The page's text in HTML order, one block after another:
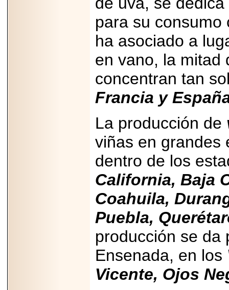
para su consumo
ha asociado a
en vano, la mitad
concentran tan
Francia y
La producción de
viñas en grandes
dentro de los
California, Baja
Coahuila,
Puebla,
producción se da
Ensenada, en los
Vicente, Ojos